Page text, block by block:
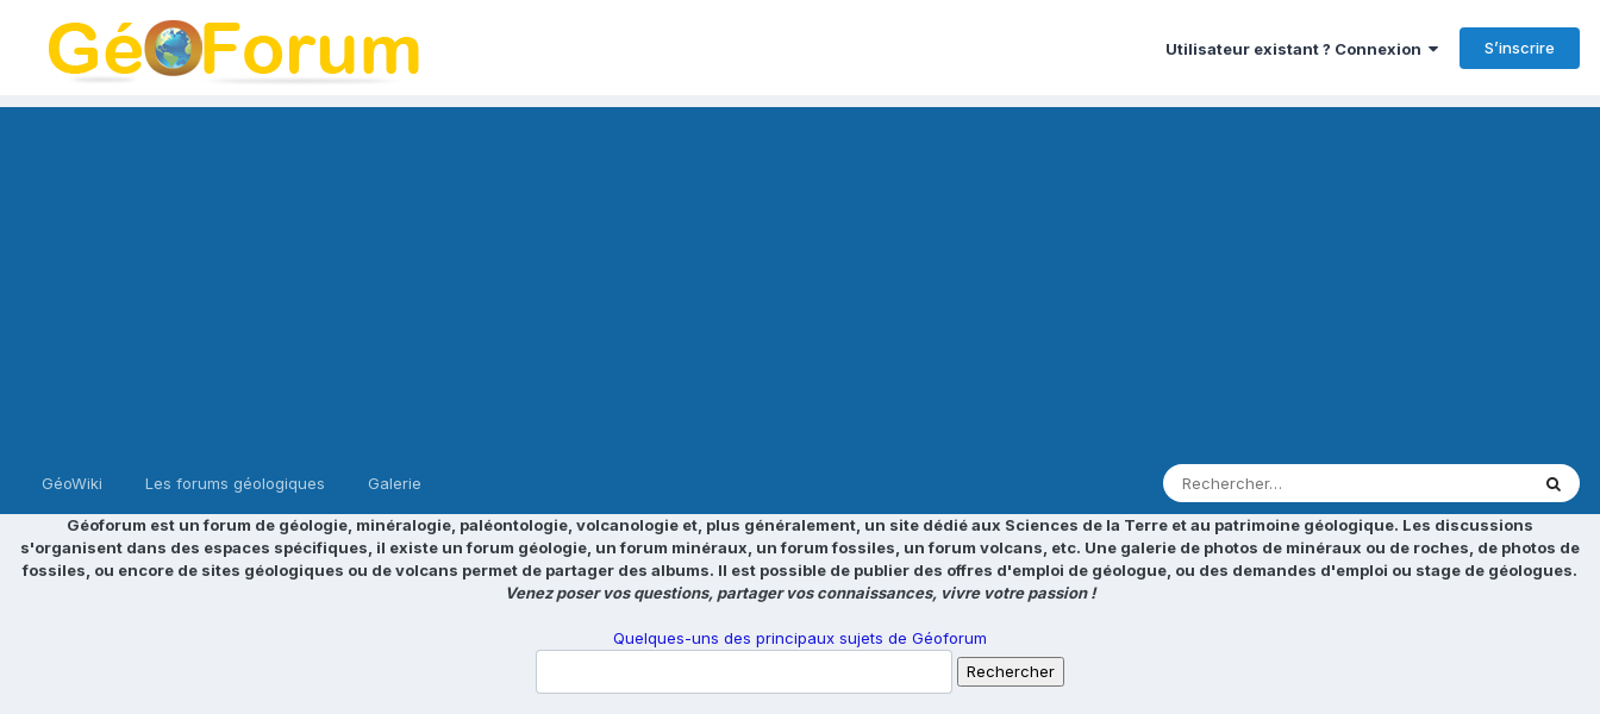
Utilisateur existant ? Connexion S’inscrire
GéoWiki Les forums géologiques Galerie
Géoforum est un forum de géologie, minéralogie, paléontologie, volcanologie et, plus généralement, un site dédié aux Sciences de la Terre et au patrimoine géologique. Les discussions
s'organisent dans des espaces spécifiques, il existe un forum géologie, un forum minéraux, un forum fossiles, un forum volcans, etc. Une galerie de photos de minéraux ou de roches, de photos de
fossiles, ou encore de sites géologiques ou de volcans permet de partager des albums. Il est possible de publier des offres d'emploi de géologue, ou des demandes d'emploi ou stage de géologues.
Venez poser vos questions, partager vos connaissances, vivre votre passion !
Quelques-uns des principaux sujets de Géoforum